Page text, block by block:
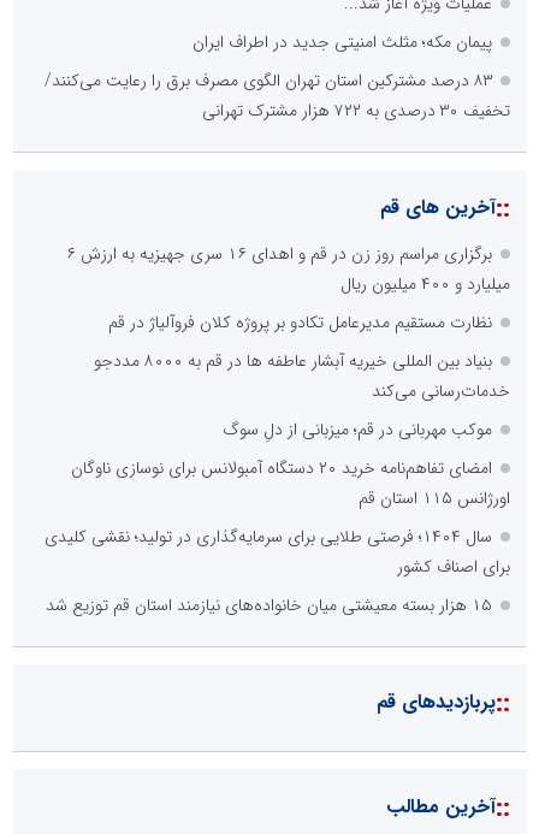
پیمان مکه؛ مثلث امنیتی جدید در اطراف ایران
۸۳ درصد مشترکین استان تهران الگوی مصرف برق را رعایت می‌کنند/
تخفیف ۳۰ درصدی به ۷۲۲ هزار مشترک تهرانی
::آخرین های قم
برگزاری مراسم روز زن در قم و اهدای ۱۶ سری جهیزیه به ارزش ۶
میلیارد و ۴۰۰ میلیون ریال
نظارت مستقیم مدیرعامل تکادو بر پروژه کلان فروآلیاژ در قم
بنیاد بین المللی خیریه آبشار عاطفه ها در قم به ۸۰۰۰ مددجو
خدمات‌رسانی می‌کند
موکب مهربانی در قم؛ میزبانی از دلِ سوگ
امضای تفاهم‌نامه خرید ۲۰ دستگاه آمبولانس برای نوسازی ناوگان
اورژانس ۱۱۵ استان قم
سال ۱۴۰۴؛ فرصتی طلایی برای سرمایه‌گذاری در تولید؛ نقشی کلیدی
برای اصناف کشور
۱۵ هزار بسته معیشتی میان خانواده‌های نیازمند استان قم توزیع شد
::پربازدیدهای قم
::آخرین مطالب